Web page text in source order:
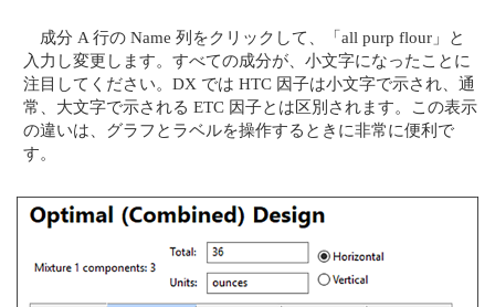
成分 A 行の Name 列をクリックして、「all purp flour」と
入力し変更します。すべての成分が、小文字になったことに
注目してください。DX では HTC 因子は小文字で示され、通
常、大文字で示される ETC 因子とは区別されます。この表示
の違いは、グラフとラベルを操作するときに非常に便利で
す。